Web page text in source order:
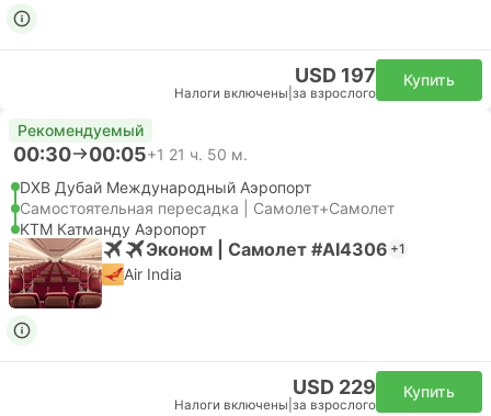
USD 197
Налоги включены за взрослого
Купить
Рекомендуемый
00:30 00:05+1 21 ч. 50 м.
DXB Дубай Международный Аэропорт
Самостоятельная пересадка | Самолет+Самолет
KTM Катманду Аэропорт
Эконом | Самолет #AI4306 +1
Air India
USD 229
Налоги включены за взрослого
Купить